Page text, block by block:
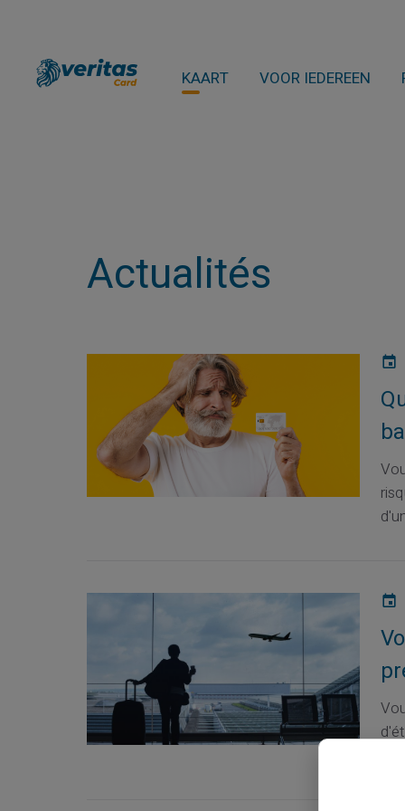
KAART VOOR IEDEREEN
Actualités